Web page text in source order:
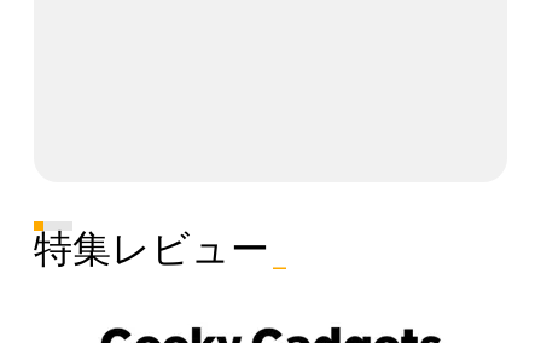
特集レビュー